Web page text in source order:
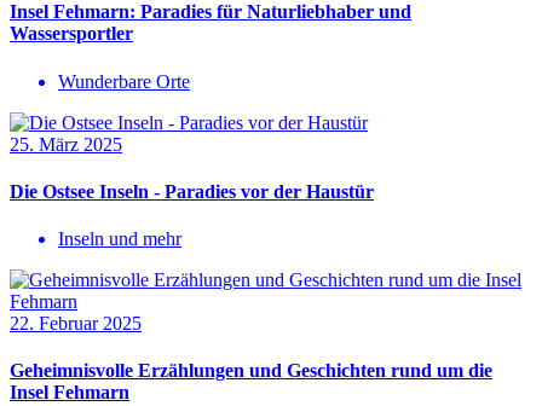
Insel Fehmarn: Paradies für Naturliebhaber und
Wassersportler
Wunderbare Orte
25. März 2025
Die Ostsee Inseln - Paradies vor der Haustür
Inseln und mehr
22. Februar 2025
Geheimnisvolle Erzählungen und Geschichten rund um die
Insel Fehmarn